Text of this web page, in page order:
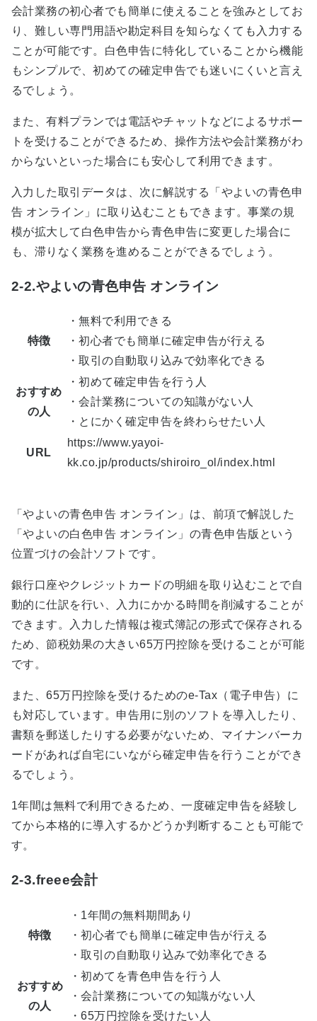
会計業務の初心者でも簡単に使えることを強みとしてお
り、難しい専門用語や勘定科目を知らなくても入力する
ことが可能です。白色申告に特化していることから機能
もシンプルで、初めての確定申告でも迷いにくいと言え
るでしょう。
また、有料プランでは電話やチャットなどによるサポー
トを受けることができるため、操作方法や会計業務がわ
からないといった場合にも安心して利用できます。
入力した取引データは、次に解説する「やよいの青色申
告 オンライン」に取り込むこともできます。事業の規
模が拡大して白色申告から青色申告に変更した場合に
も、滞りなく業務を進めることができるでしょう。
2-2.やよいの青色申告 オンライン
特徴
・無料で利用できる
・初心者でも簡単に確定申告が行える
・取引の自動取り込みで効率化できる
おすすめ
の人
・初めて確定申告を行う人
・会計業務についての知識がない人
・とにかく確定申告を終わらせたい人
URL
https://www.yayoi-
kk.co.jp/products/shiroiro_ol/index.html
「やよいの青色申告 オンライン」は、前項で解説した
「やよいの白色申告 オンライン」の青色申告版という
位置づけの会計ソフトです。
銀行口座やクレジットカードの明細を取り込むことで自
動的に仕訳を行い、入力にかかる時間を削減することが
できます。入力した情報は複式簿記の形式で保存される
ため、節税効果の大きい65万円控除を受けることが可能
です。
また、65万円控除を受けるためのe-Tax（電子申告）に
も対応しています。申告用に別のソフトを導入したり、
書類を郵送したりする必要がないため、マイナンバーカ
ードがあれば自宅にいながら確定申告を行うことができ
るでしょう。
1年間は無料で利用できるため、一度確定申告を経験し
てから本格的に導入するかどうか判断することも可能で
す。
2-3.freee会計
特徴
・1年間の無料期間あり
・初心者でも簡単に確定申告が行える
・取引の自動取り込みで効率化できる
おすすめ
の人
・初めてを青色申告を行う人
・会計業務についての知識がない人
・65万円控除を受けたい人